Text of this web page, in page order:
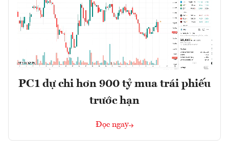
PC1 dự chi hơn 900 tỷ mua trái phiếu
trước hạn
Đọc ngay